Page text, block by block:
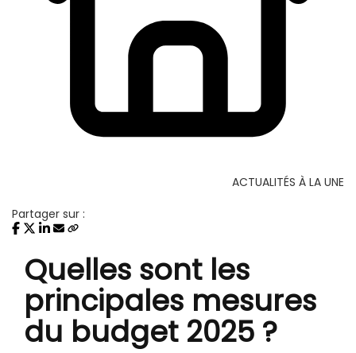
ACTUALITÉS À LA UNE
Partager sur :
Quelles sont les
principales mesures
du budget 2025 ?